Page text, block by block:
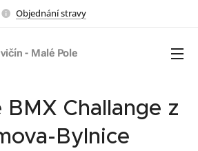
Objednání stravy
- Malé Pole
Challange z
Bylnice